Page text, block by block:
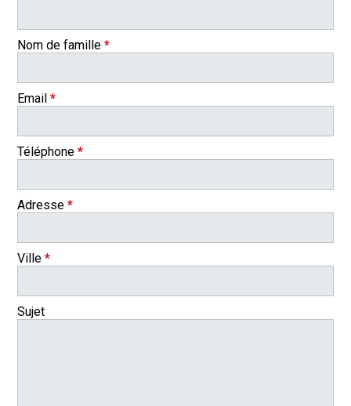
Nom de famille *
Email *
Téléphone *
Adresse *
Ville *
Sujet